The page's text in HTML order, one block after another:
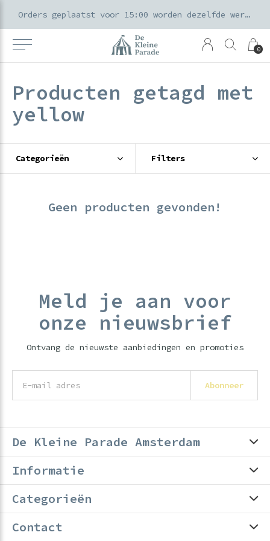
0
Orders geplaatst voor 15:00 worden dezelfde werkdag verzonden
Producten getagd met
yellow
Categorieën Filters
Geen producten gevonden!
Meld je aan voor
onze nieuwsbrief
Ontvang de nieuwste aanbiedingen en promoties
Abonneer
De Kleine Parade Amsterdam
Informatie
Categorieën
Contact